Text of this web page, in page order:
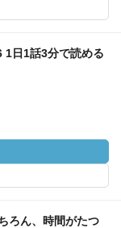
1日1話3分で読める
ろん、時間がたつ